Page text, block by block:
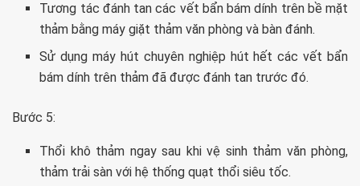
Tương tác đánh tan các vết bẩn bám dính trên bề mặt
thảm bằng máy giặt thảm văn phòng và bàn đánh.
Sử dụng máy hút chuyên nghiệp hút hết các vết bẩn
bám dính trên thảm đã được đánh tan trước đó.
Bước 5:
Thổi khô thảm ngay sau khi vệ sinh thảm văn phòng,
thảm trải sàn với hệ thống quạt thổi siêu tốc.